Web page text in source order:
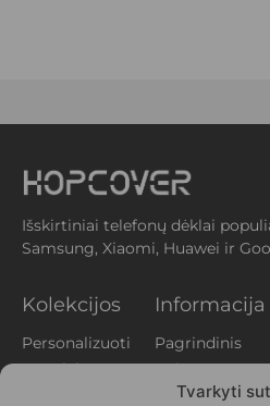
Tvarkyti
Išskirtiniai telefonų dėklai
Samsung, Xiaomi, Huawei ir
Kolekcijos
Personalizuoti
Augalai
Informacija
Pagrindinis
Apie mus
Klientų